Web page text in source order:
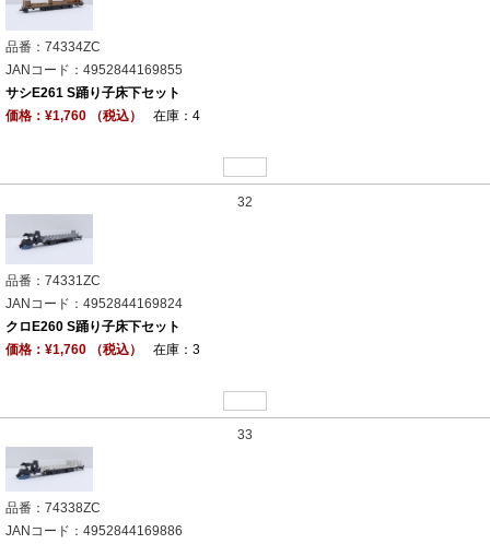
品番：74334ZC
JANコード：4952844169855
サシE261 S踊り子床下セット
価格：¥1,760 （税込）
在庫：4
32
品番：74331ZC
JANコード：4952844169824
クロE260 S踊り子床下セット
価格：¥1,760 （税込）
在庫：3
33
品番：74338ZC
JANコード：4952844169886